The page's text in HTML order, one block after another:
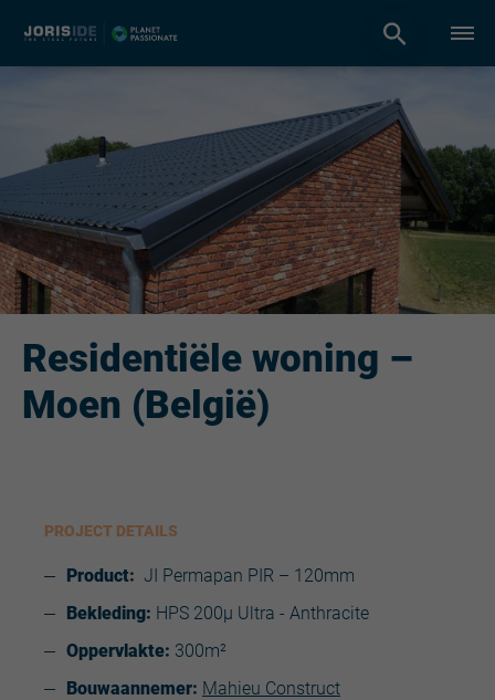
Residentiële woning –
Moen (België)
PROJECT DETAILS
Product: JI Permapan PIR – 120mm
Bekleding: HPS 200µ Ultra - Anthracite
Oppervlakte: 300m²
Bouwaannemer​: Mahieu Construct